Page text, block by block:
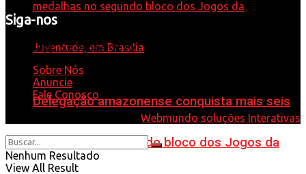
Delegação amazonense conquista mais seis
medalhas no segundo bloco dos Jogos da
Siga-nos
Whatsapp: 92 98584-9575
Sobre Nós
Anuncie
Fale Conosco
Webmundo soluções Interativas
Nenhum Resultado
View All Result